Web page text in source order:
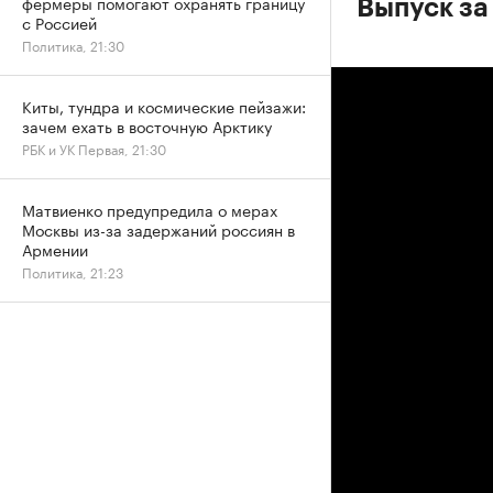
Выпуск
с Россией
Политика, 21:30
Киты, тундра и космические пейзажи:
зачем ехать в восточную Арктику
РБК и УК Первая, 21:30
Матвиенко предупредила о мерах
Москвы из-за задержаний россиян в
Армении
Политика, 21:23